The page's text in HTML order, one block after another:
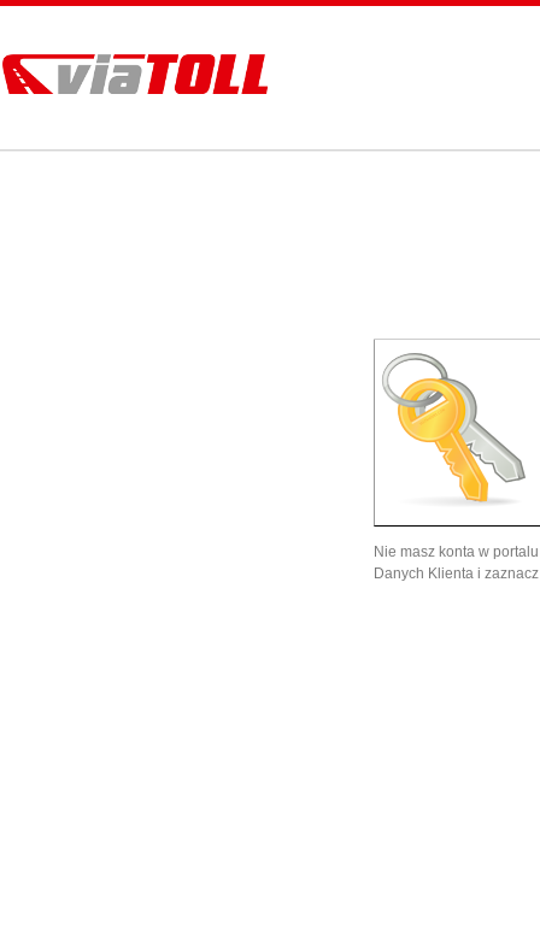
Nie masz konta w
Danych Klienta i